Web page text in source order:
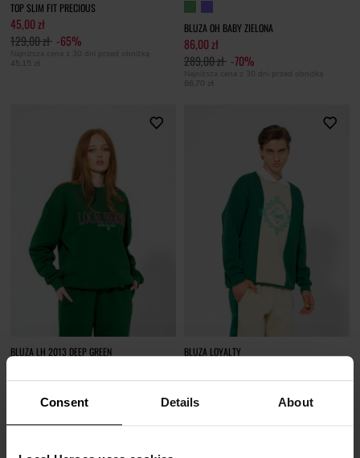
Consent Details About
TOP SLIM FIT PRECIOUS
45,00 zł
129,00 zł -65%
Najniższa cena z 30 dni przed obniżką
45,15 zł
BLUZA OH BABY ZIELONA
86,00 zł
289,00 zł -70%
Najniższa cena z 30 dni przed obniżką
86,70 zł
BLUZA LH 2013 DEEP GREEN
289,00 zł -60%
Najniższa cena z 30 dni przed obniżką
144,00 zł
BLUZA LOYALTY
259,00 zł -77%
Najniższa cena z 30 dni przed obniżką
59,57 zł